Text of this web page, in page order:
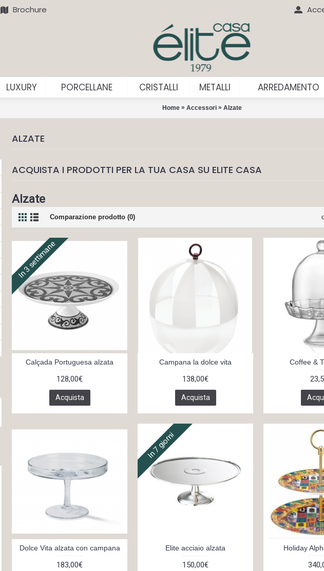
Brochure
LUXURY PORCELLANE CRISTALLI METALLI ARREDAMENTO
Home» Accessori» Alzate
ALZATE
ACQUISTA I PRODOTTI PER LA TUA CASA SU ELITE CASA
Alzate
Comparazione prodotto (0)
In 3 settimane
Calçada Portuguesa alzata
128,00€
Acquista
Campana la dolce vita
138,00€
Acquista
Coffee &
Dolce Vita alzata con campana
183,00€
In 7 giorni
Elite acciaio alzata
150,00€
Holiday